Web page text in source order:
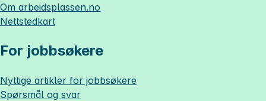
Om arbeidsplassen.no
Nettstedkart
For jobbsøkere
Nyttige artikler for jobbsøkere
Spørsmål og svar